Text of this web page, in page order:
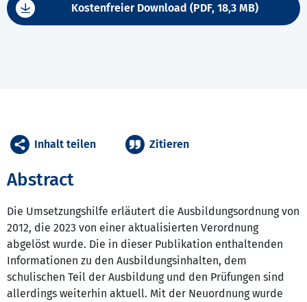
Kostenfreier Download (PDF, 18,3 MB)
Abstract
Die Umsetzungshilfe erläutert die Ausbildungsordnung von
2012, die 2023 von einer aktualisierten Verordnung
abgelöst wurde. Die in dieser Publikation enthaltenden
Informationen zu den Ausbildungsinhalten, dem
schulischen Teil der Ausbildung und den Prüfungen sind
allerdings weiterhin aktuell. Mit der Neuordnung wurde
Inhalt teilen Zitieren